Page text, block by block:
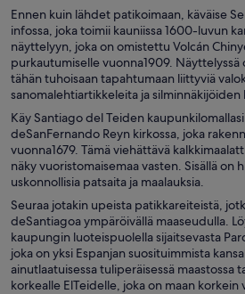
Ennen kuin lähdet patikoimaan, käväise
infossa, joka toimii kauniissa 1600-luvun
näyttelyyn, joka on omistettu Volcán
purkautumiselle vuonna1909. Näyttelyssä
tähän tuhoisaan tapahtumaan liittyviä
sanomalehtiartikkeleita ja silminnäkijöiden
Käy Santiago del Teiden
deSanFernando Reyn kirkossa, joka
vuonna1679. Tämä viehättävä
näky vuoristomaisemaa vasten. Sisällä on
uskonnollisia patsaita ja maalauksia.
Seuraa jotakin upeista patikkareiteistä,
deSantiagoa ympäröivällä maaseudulla.
kaupungin luoteispuolella sijaitsevasta
joka on yksi Espanjan suosituimmista
ainutlaatuisessa tuliperäisessä maastossa
korkealle ElTeidelle, joka on maan korkein